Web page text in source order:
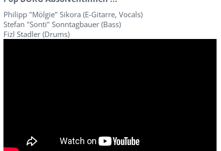
Philipp "Mölgie" Sikora (E-Gitarre, Vocals)
Stefan "Sonti" Sonntagbauer (Bass)
Fizl Stadler (Drums)